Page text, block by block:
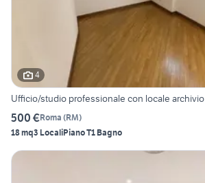
4
Ufficio/studio professionale con locale archivio
500 €Roma (RM)
18 mq3 LocaliPiano T1 Bagno